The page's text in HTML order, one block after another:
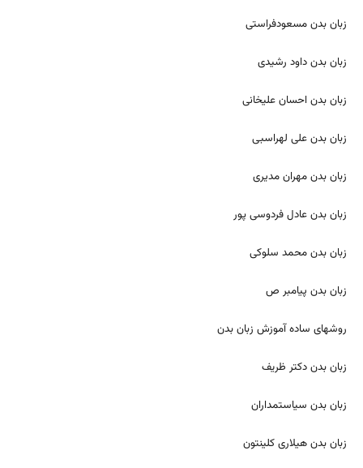
زبان بدن مسعودفراستی
زبان بدن داود رشیدی
زبان بدن احسان علیخانی
زبان بدن علی لهراسبی
زبان بدن مهران مدیری
زبان بدن عادل فردوسی پور
زبان بدن محمد سلوکی
زبان بدن پیامبر ص
روشهای ساده آموزش زبان بدن
زبان بدن دکتر ظریف
زبان بدن سیاستمداران
زبان بدن هیلاری کلینتون